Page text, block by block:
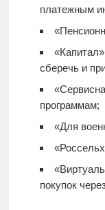
платежным
сберечь и
программам;
«Для
покупок